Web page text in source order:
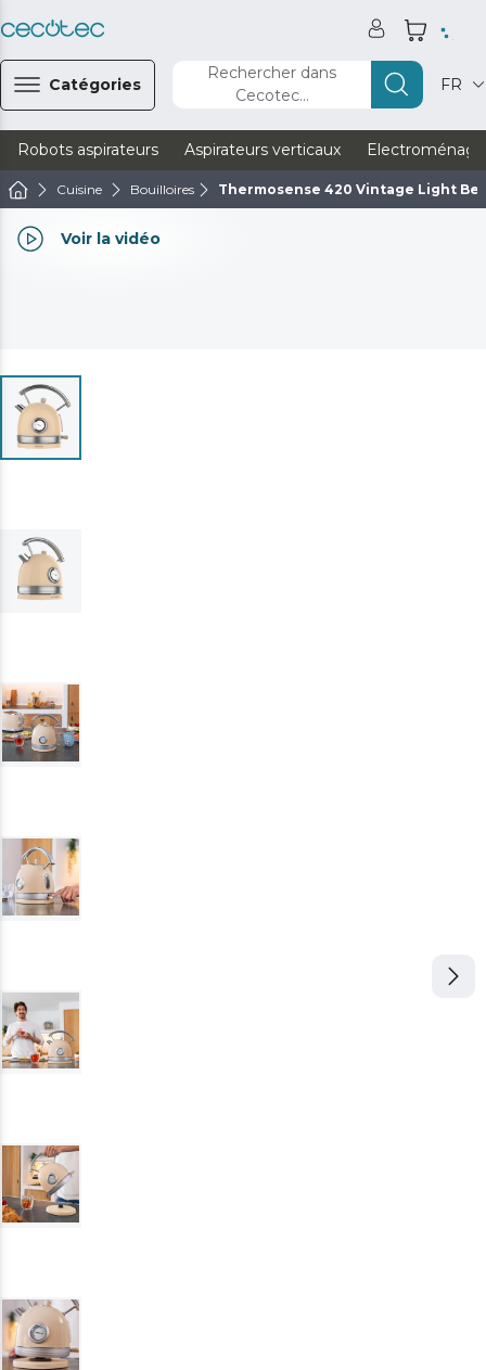
Catégories
Rechercher dans
Cecotec...
FR
Robots aspirateurs Aspirateurs verticaux
Cuisine Bouilloires Thermosense 420 Vintage Light
Voir la vidéo